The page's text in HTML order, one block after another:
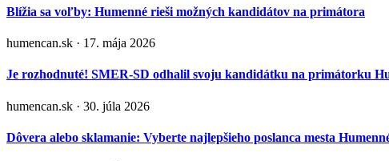
Blížia sa voľby: Humenné rieši možných kandidátov na primátora
humencan.sk · 17. mája 2026
Je rozhodnuté! SMER-SD odhalil svoju kandidátku na primátorku
humencan.sk · 30. júla 2026
Dôvera alebo sklamanie: Vyberte najlepšieho poslanca mesta